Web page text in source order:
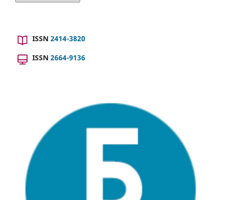
ISSN 2414-3820
ISSN 2664-9136